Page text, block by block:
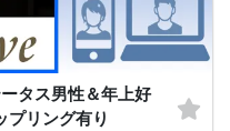
タス男性＆年上好
プリング有り